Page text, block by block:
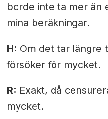
borde inte ta mer än
mina beräkningar.
H: Om det tar längre
försöker för mycket.
R: Exakt, då
mycket.